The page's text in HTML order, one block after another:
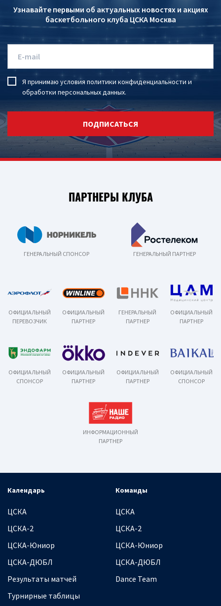
Узнавайте первыми об актуальных новостях и акциях
баскетбольного клуба ЦСКА Москва
Я принимаю условия политики конфиденциальности и
обработки персональных данных.
ПОДПИСАТЬСЯ
ПАРТНЕРЫ КЛУБА
ГЕНЕРАЛЬНЫЙ СПОНСОР ГЕНЕРАЛЬНЫЙ ПАРТНЕР
ОФИЦИАЛЬНЫЙ
ПЕРЕВОЗЧИК
ОФИЦИАЛЬНЫЙ
ПАРТНЕР
ГЕНЕРАЛЬНЫЙ
ПАРТНЕР
ОФИЦИАЛЬНЫЙ
ПАРТНЕР
ОФИЦИАЛЬНЫЙ
СПОНСОР
ОФИЦИАЛЬНЫЙ
ПАРТНЕР
ОФИЦИАЛЬНЫЙ
ПАРТНЕР
ОФИЦИАЛЬНЫЙ
СПОНСОР
ИНФОРМАЦИОННЫЙ
ПАРТНЕР
Календарь
ЦСКА
ЦСКА-2
ЦСКА-Юниор
ЦСКА-ДЮБЛ
Результаты матчей
Турнирные таблицы
Команды
ЦСКА
ЦСКА-2
ЦСКА-Юниор
ЦСКА-ДЮБЛ
Dance Team